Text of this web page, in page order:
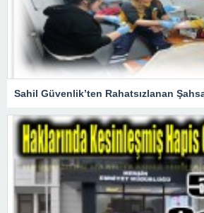
Sahil Güvenlik’ten Rahatsızlanan